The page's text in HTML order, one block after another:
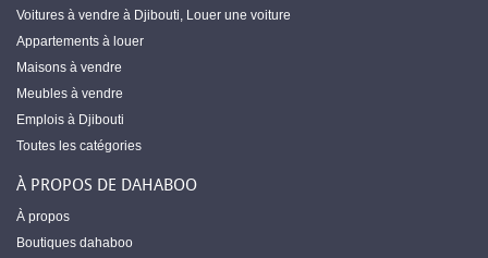
Voitures à vendre à Djibouti, Louer une voiture
Appartements à louer
Maisons à vendre
Meubles à vendre
Emplois à Djibouti
Toutes les catégories
À PROPOS DE DAHABOO
À propos
Boutiques dahaboo